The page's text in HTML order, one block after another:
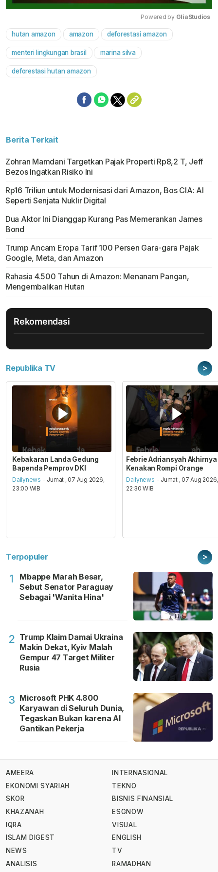
Powered by GliaStudios
hutan amazon amazon deforestasi amazon
menteri lingkungan brasil marina silva
deforestasi hutan amazon
Berita Terkait
Zohran Mamdani Targetkan Pajak Properti Rp8,2 T, Jeff
Bezos Ingatkan Risiko Ini
Rp16 Triliun untuk Modernisasi dari Amazon, Bos CIA: AI
Seperti Senjata Nuklir Digital
Dua Aktor Ini Dianggap Kurang Pas Memerankan James
Bond
Trump Ancam Eropa Tarif 100 Persen Gara-gara Pajak
Google, Meta, dan Amazon
Rahasia 4.500 Tahun di Amazon: Menanam Pangan,
Mengembalikan Hutan
Rekomendasi
Republika TV >
Kebakaran Landa Gedung
Bapenda Pemprov DKI
Dailynews - Jumat , 07 Aug 2026,
23:00 WIB
Febrie Adriansyah Akhirnya
Kenakan Rompi Orange
Dailynews - Jumat , 07 Aug 2026,
22:30 WIB
Terpopuler >
1
Mbappe Marah Besar,
Sebut Senator Paraguay
Sebagai 'Wanita Hina'
2 Trump Klaim Damai Ukraina
Makin Dekat, Kyiv Malah
Gempur 47 Target Militer
Rusia
3 Microsoft PHK 4.800
Karyawan di Seluruh Dunia,
Tegaskan Bukan karena AI
Gantikan Pekerja
AMEERA
EKONOMI SYARIAH
SKOR
KHAZANAH
IQRA
ISLAM DIGEST
NEWS
ANALISIS
INTERNASIONAL
TEKNO
BISNIS FINANSIAL
ESGNOW
VISUAL
ENGLISH
TV
RAMADHAN